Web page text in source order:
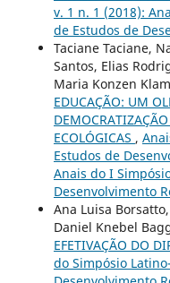
v. 1 n. 1 (2018):
de Estudos de
Taciane Taciane,
Santos, Elias
Maria Konzen
EDUCAÇÃO: UM
ECOLÓGICAS ,
Estudos de
Anais do I
Desenvolvimento
Ana Luisa
Daniel Knebel
EFETIVAÇÃO DO
do Simpósio